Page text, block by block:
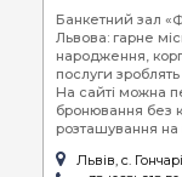
Банкетний зал
Львова: гарне
народження,
послуги
На сайті можна
бронювання без
розташування на
Львів, с.